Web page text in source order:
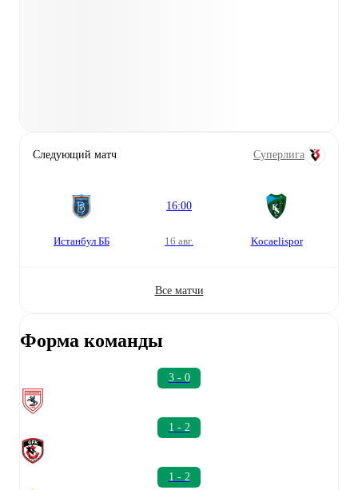
Следующий матч Суперлига
Истанбул ББ
16:00
16 авг. Kocaelispor
Все матчи
Форма команды
3 - 0
1 - 2
1 - 2